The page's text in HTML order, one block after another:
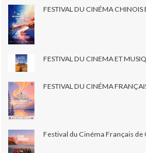
FESTIVAL DU CINÉMA
FESTIVAL DU CINEMA ET
FESTIVAL DU CINÉMA
Festival du Cinéma Français de